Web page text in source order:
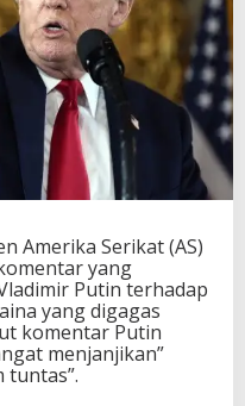
Amerika Serikat (AS)
yang
Putin terhadap
yang digagas
komentar Putin
menjanjikan”
tuntas”.